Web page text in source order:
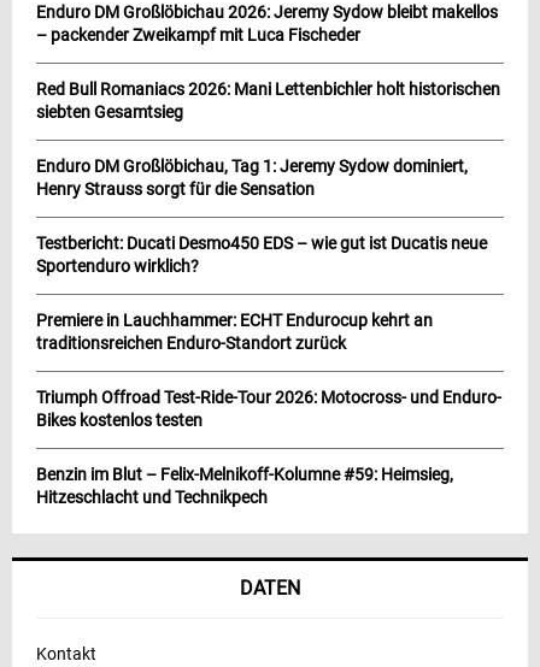
Enduro DM Großlöbichau 2026: Jeremy Sydow bleibt makellos
– packender Zweikampf mit Luca Fischeder
Red Bull Romaniacs 2026: Mani Lettenbichler holt historischen
siebten Gesamtsieg
Enduro DM Großlöbichau, Tag 1: Jeremy Sydow dominiert,
Henry Strauss sorgt für die Sensation
Testbericht: Ducati Desmo450 EDS – wie gut ist Ducatis neue
Sportenduro wirklich?
Premiere in Lauchhammer: ECHT Endurocup kehrt an
traditionsreichen Enduro-Standort zurück
Triumph Offroad Test-Ride-Tour 2026: Motocross- und Enduro-
Bikes kostenlos testen
Benzin im Blut – Felix-Melnikoff-Kolumne #59: Heimsieg,
Hitzeschlacht und Technikpech
DATEN
Kontakt